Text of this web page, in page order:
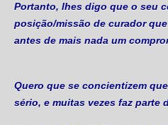
Portanto, lhes digo que o seu
posição/missão de curador
antes de mais nada um
Quero que se concientizem
sério, e muitas vezes faz parte